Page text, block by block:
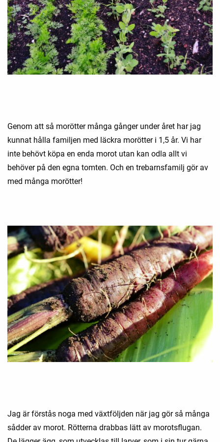
Genom att så morötter många gånger under året har jag
kunnat hålla familjen med läckra morötter i 1,5 år. Vi har
inte behövt köpa en enda morot utan kan odla allt vi
behöver på den egna tomten. Och en trebarnsfamilj gör av
med många morötter!
Jag är förstås noga med växtföljden när jag gör så många
sådder av morot. Rötterna drabbas lätt av morotsflugan.